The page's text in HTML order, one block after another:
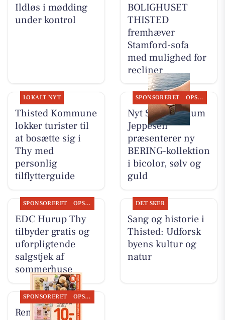
Ildløs i mødding
under kontrol
BOLIGHUSET
THISTED
fremhæver
Stamford-sofa
med mulighed for
recliner
LOKALT NYT
Thisted Kommune
lokker turister til
at bosætte sig i
Thy med
personlig
tilflytterguide
SPONSORERET OPSLAGSTAVLEN
Nyt Syn Brøndum
Jeppesen
præsenterer ny
BERING-kollektion
i bicolor, sølv og
guld
SPONSORERET OPSLAGSTAVLEN
EDC Hurup Thy
tilbyder gratis og
uforpligtende
salgstjek af
sommerhuse
DET SKER
Sang og historie i
Thisted: Udforsk
byens kultur og
natur
SPONSORERET OPSLAGSTAVLEN
Rema 1000